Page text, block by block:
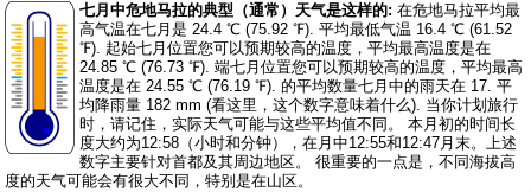
七月中危地马拉的典型（通常）天气是这样的: 在危地马拉平均最
高气温在七月是 24.4 ℃ (75.92 ℉). 平均最低气温 16.4 ℃ (61.52
℉). 起始七月位置您可以预期较高的温度，平均最高温度是在
24.85 ℃ (76.73 ℉). 端七月位置您可以预期较高的温度，平均最高
温度是在 24.55 ℃ (76.19 ℉). 的平均数量七月中的雨天在 17. 平
均降雨量 182 mm (看这里，这个数字意味着什么). 当你计划旅行
时，请记住，实际天气可能与这些平均值不同。 本月初的时间长
度大约为12:58（小时和分钟），在月中12:55和12:47月末。上述
数字主要针对首都及其周边地区。 很重要的一点是，不同海拔高
度的天气可能会有很大不同，特别是在山区。